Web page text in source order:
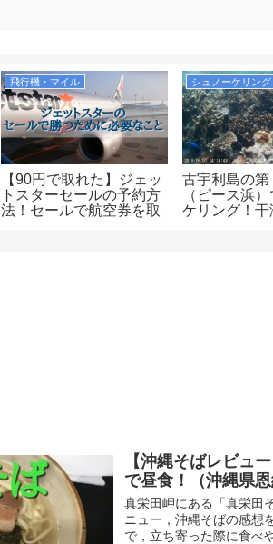
飛行機・マイル
【90円で取れた】ジェッ
トスターセールの予約方
法！セールで航空券を取
古宇利島の
（ピース浜
ケリング！
【沖縄そばレビュ
で昼食！（沖縄県恩
真栄田岬にある「真栄田
ニュー，沖縄そばの感想
で，立ち寄った際に食べ